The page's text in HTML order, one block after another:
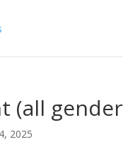
(all
2025